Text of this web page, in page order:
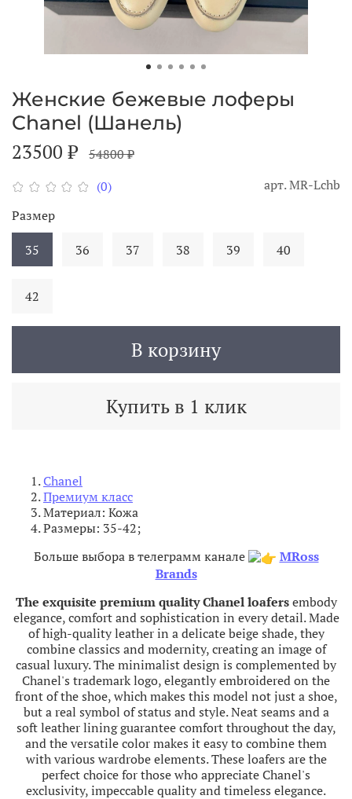
(0) арт.MR-Lchb
Женские бежевые лоферы
Chanel (Шанель)
23500 ₽ 54800 ₽
В корзину
Купить в 1 клик
Размер
35
36 37 38 39 40
42
Chanel
Премиум класс
Материал: Кожа
Размеры: 35-42;
Больше выбора в телеграмм канале
MRoss
Brands
The exquisite premium quality Chanel loafers embody
elegance, comfort and sophistication in every detail. Made
ofhigh-quality leather in adelicate beige shade, they
combine classics and modernity, creatingan imageof
casual luxury.Theminimalistdesign is complementedby
Chanel's trademarklogo,elegantlyembroideredon the
frontoftheshoe,whichmakes this model notjustashoe,
butareal symbol ofstatus and style. Neat seams anda
softleatherliningguaranteecomfortthroughouttheday,
andtheversatilecolormakes iteasytocombinethem
with various wardrobe elements. These loafers arethe
perfectchoiceforthosewhoappreciateChanel's
exclusivity,impeccablequalityandtimeless elegance.